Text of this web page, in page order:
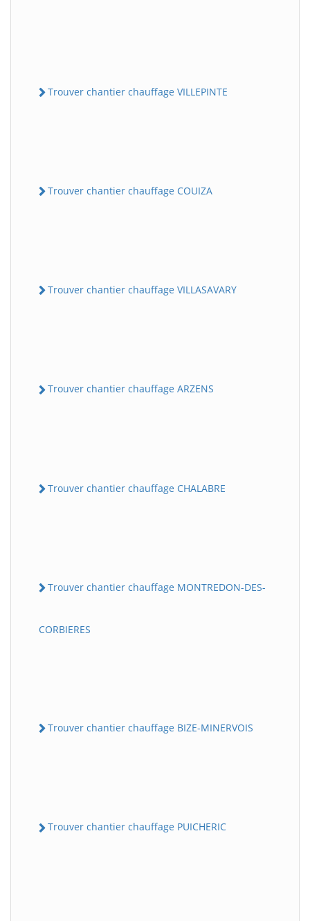
Trouver chantier chauffage VILLEPINTE
Trouver chantier chauffage COUIZA
Trouver chantier chauffage VILLASAVARY
Trouver chantier chauffage ARZENS
Trouver chantier chauffage CHALABRE
Trouver chantier chauffage MONTREDON-DES-
CORBIERES
Trouver chantier chauffage BIZE-MINERVOIS
Trouver chantier chauffage PUICHERIC